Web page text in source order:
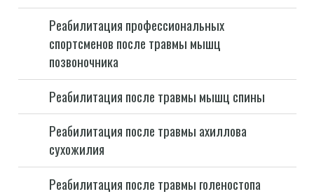
Реабилитация профессиональных
спортсменов после травмы мышц
позвоночника
Реабилитация после травмы мышц спины
Реабилитация после травмы ахиллова
сухожилия
Реабилитация после травмы голеностопа